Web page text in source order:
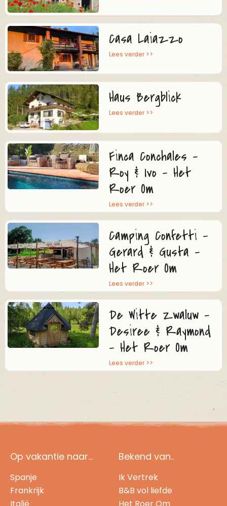
Casa Laiazzo
Lees verder >>
Haus Bergblick
Lees verder >>
Finca Conchales –
Roy & Ivo – Het
Roer Om
Lees verder >>
Camping Confetti –
Gerard & Gusta –
Het Roer Om
Lees verder >>
De Witte Zwaluw –
Desiree & Raymond
– Het Roer Om
Lees verder >>
Op vakantie naar...
Spanje
Frankrijk
Bekend van..
Ik Vertrek
B&B vol liefde